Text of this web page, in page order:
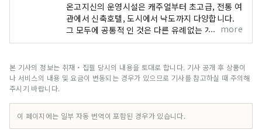
온고지신의 운영시설은 캐주얼부터 초고급, 전통 여
관에서 신축호텔, ​​도시에서 낙도까지 다양합니다.
그 모두에 공통적 인 것은 다른 유례없는 개성이 있
다는 것. 우리는 각 땅의 기억에 귀를 기울이고, 맞
more
본 기사의 정보는 취재・집필 당시의 내용을 토대로 합니다. 기사 공개 후 상품이
나 서비스의 내용 및 요금이 변동되는 경우가 있으므로 기사를 참고하실 때 주의해
주시기 바랍니다.
이 페이지에는 일부 자동 번역이 포함된 경우가 있습니다.